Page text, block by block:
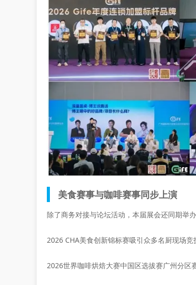
美食赛事与咖啡赛事同步上演
除了商务对接与论坛活动，本届展会还同期举
2026 CHA美食创新锦标赛吸引众多名厨现场
2026世界咖啡烘焙大赛中国区选拔赛广州分区